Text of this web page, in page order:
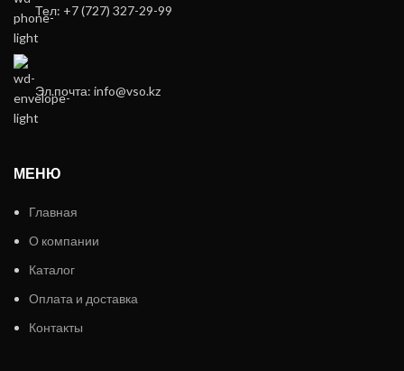
Тел: +7 (727) 327-29-99
Эл.почта: info@vso.kz
МЕНЮ
Главная
О компании
Каталог
Оплата и доставка
Контакты